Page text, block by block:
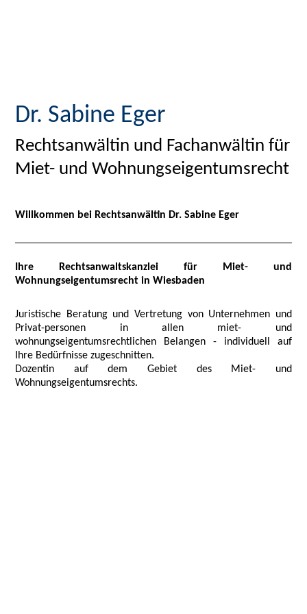
Dr. Sabine Eger
Rechtsanwältin und Fachanwältin für
Miet- und Wohnungseigentumsrecht
Willkommen bei Rechtsanwältin Dr. Sabine Eger
Ihre Rechtsanwaltskanzlei für Miet- und
Wohnungseigentumsrecht in Wiesbaden
Juristische Beratung und Vertretung von Unternehmen und
Privat-personen in allen miet- und
wohnungseigentumsrechtlichen Belangen - individuell auf
Ihre Bedürfnisse zugeschnitten.
Dozentin auf dem Gebiet des Miet- und
Wohnungseigentumsrechts.